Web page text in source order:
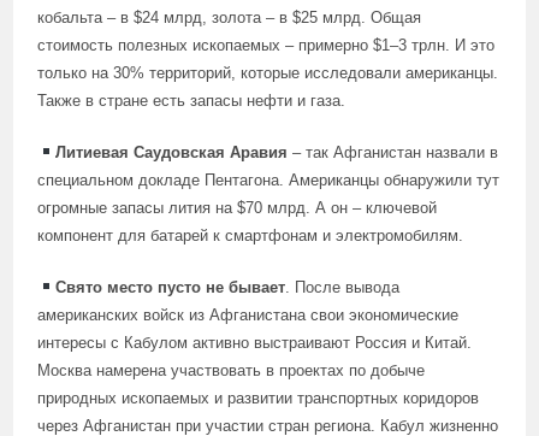
кобальта – в $24 млрд, золота – в $25 млрд. Общая
стоимость полезных ископаемых – примерно $1–3 трлн. И это
только на 30% территорий, которые исследовали американцы.
Также в стране есть запасы нефти и газа.
Литиевая Саудовская Аравия– так Афганистан назвали в
специальном докладе Пентагона. Американцы обнаружили тут
огромные запасы лития на $70 млрд. А он – ключевой
компонент для батарей к смартфонам и электромобилям.
Свято место пусто не бывает . После вывода
американских войск из Афганистана свои экономические
интересы с Кабулом активно выстраивают Россия и Китай.
Москва намерена участвовать в проектах по добыче
природных ископаемых и развитии транспортных коридоров
через Афганистан при участии стран региона. Кабул жизненно